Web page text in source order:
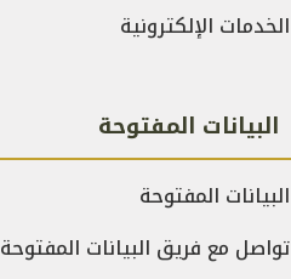
الخدمات الإلكترونية
البيانات المفتوحة
البيانات المفتوحة
تواصل مع فريق البيانات المفتوحة